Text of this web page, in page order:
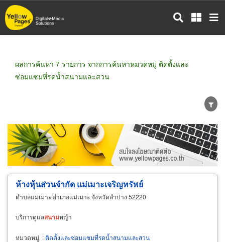
ข้าม
ไป
ผลการค้นหา 7 รายการ จากการค้นหาหมวดหมู่ ติดตั้งและ
ซ่อมแซมที่รดน้ำสนามและสวน
ขายส่ง ขายปลีก ผู้ผลิต
ตัวแทนจัดจำหน่าย
ผู้ส่งออก/นำเข้า
ธุรกิจบริการ
ห้างหุ้นส่วนจำกัด แม่เมาะเจริญทรัพย์
ตำบลแม่เมาะ อำเภอแม่เมาะ จังหวัดลำปาง 52220
บริการดูแลสนามหญ้า
หมวดหมู่ :ติดตั้งและซ่อมแซมที่รดน้ำสนามและสวน